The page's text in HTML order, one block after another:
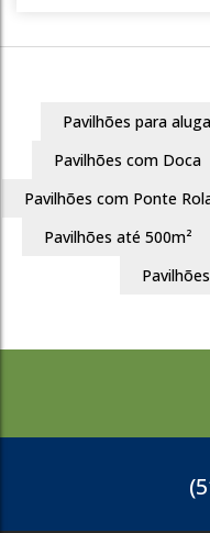
Pavilhões para
Pavilhões com Doca
Pavilhões com Ponte
Pavilhões até 500m²